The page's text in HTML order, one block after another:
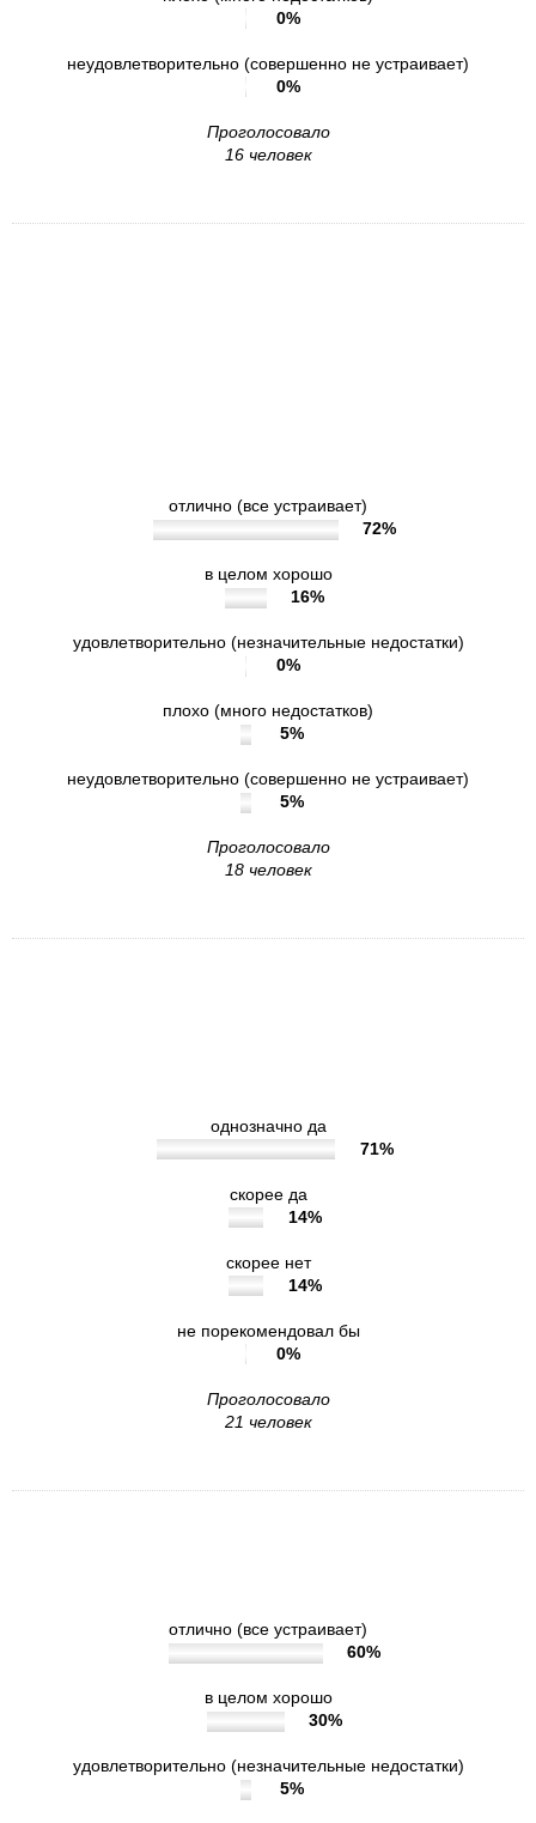
0%
неудовлетворительно (совершенно не устраивает)
0%
Проголосовало
16 человек
отлично (все устраивает)
72%
в целом хорошо
16%
удовлетворительно (незначительные недостатки)
0%
плохо (много недостатков)
5%
неудовлетворительно (совершенно не устраивает)
5%
Проголосовало
18 человек
однозначно да
71%
скорее да
14%
скорее нет
14%
не порекомендовал бы
0%
Проголосовало
21 человек
отлично (все устраивает)
60%
в целом хорошо
30%
удовлетворительно (незначительные недостатки)
5%